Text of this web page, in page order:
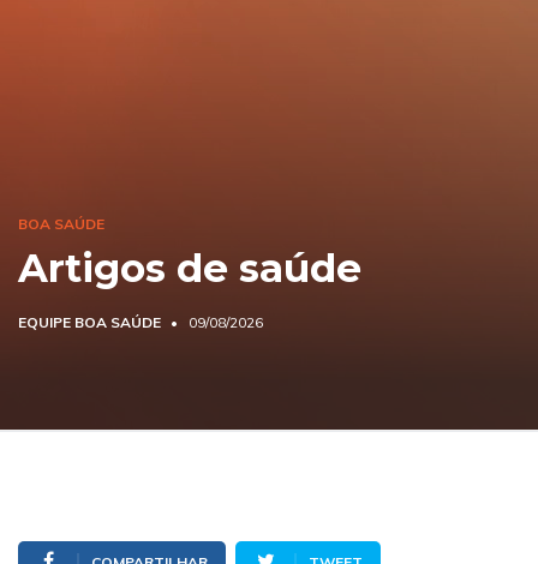
BOA SAÚDE
Artigos de saúde
EQUIPE BOA SAÚDE 09/08/2026